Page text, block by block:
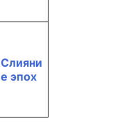
Слияни
е эпох